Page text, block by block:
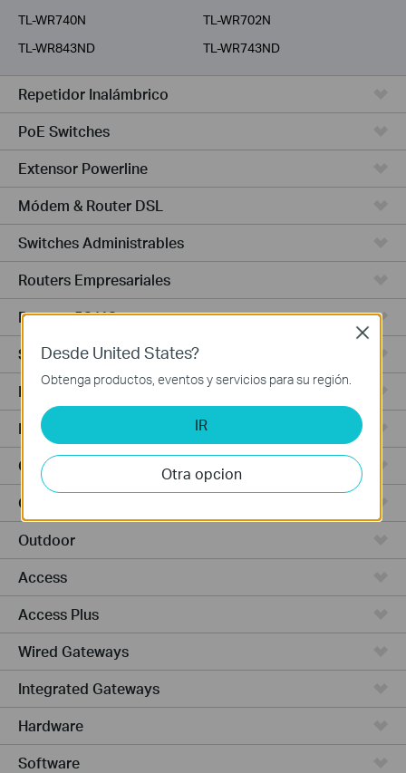
TL-WR740N
TL-WR702N
TL-WR843ND
TL-WR743ND
Repetidor Inalámbrico
PoE Switches
Extensor Powerline
Módem & Router DSL
Switches Administrables
Routers Empresariales
Routers 5G/4G
Switches Smart
Punto de Acceso
Routers de Alta Potencia
Cámaras y seguridad
Ceiling Mount
Outdoor
Access
Access Plus
Wired Gateways
Integrated Gateways
Hardware
Software
Desde United States?
Obtenga productos, eventos y servicios para su región.
IR
Otra opcion
Close